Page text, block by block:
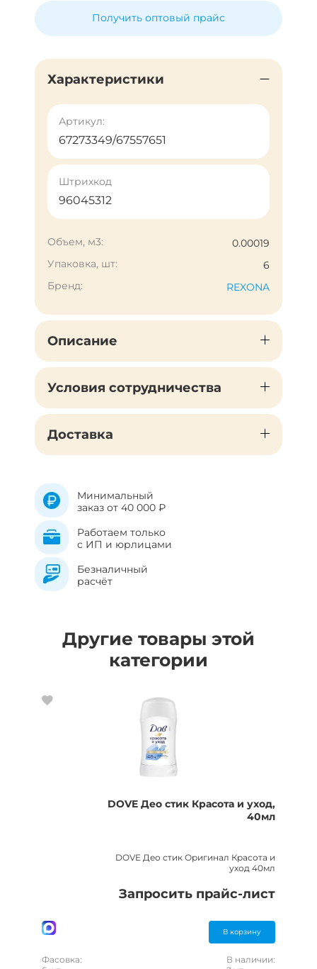
Получить оптовый прайс
Характеристики
Артикул:
67273349/67557651
Штрихкод
96045312
Объем, м3:
0.00019
Упаковка, шт:
6
Бренд:
REXONA
Описание
Условия сотрудничества
Доставка
Минимальный
заказ от 40 000 ₽
Работаем только
с ИП и юрлицами
Безналичный
расчёт
Другие товары этой
категории
DOVE Део стик Красота и уход,
40мл
DOVE Део стик Оригинал Красота и
уход 40мл
Запросить прайс-лист
В корзину
Фасовка:
В наличии: